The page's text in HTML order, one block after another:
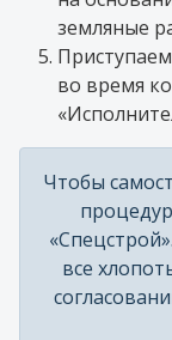
земляные
во время
Чтобы
все